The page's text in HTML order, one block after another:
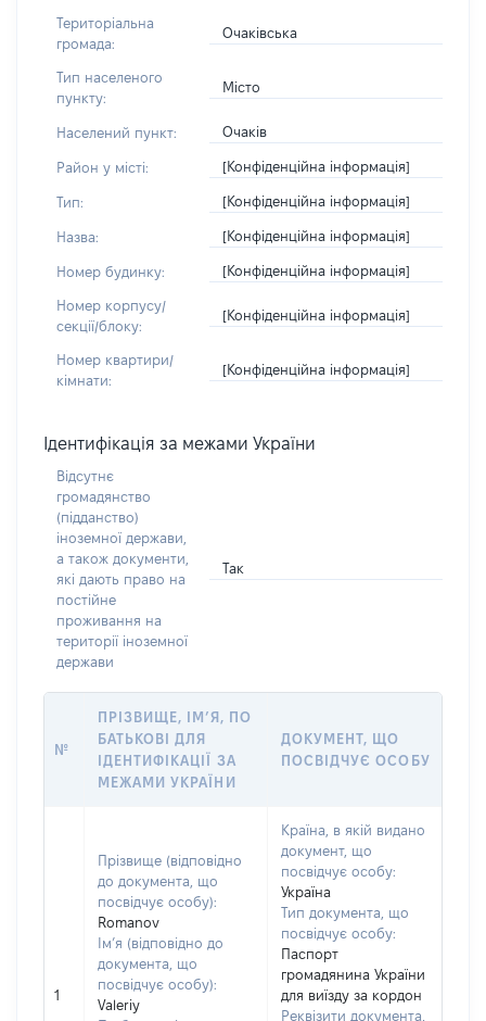
Територіальна
громада:
Очаківська
Тип населеного
пункту:
Місто
Населений пункт: Очаків
Район у місті: [Конфіденційна інформація]
Тип: [Конфіденційна інформація]
Назва: [Конфіденційна інформація]
Номер будинку: [Конфіденційна інформація]
Номер корпусу/
секції/блоку:
[Конфіденційна інформація]
Номер квартири/
кімнати:
[Конфіденційна інформація]
Ідентифікація за межами України
Відсутнє
громадянство
(підданство)
іноземної держави,
а також документи,
які дають право на
постійне
проживання на
території іноземної
держави
Так
№
ПРІЗВИЩЕ, ІМ’Я, ПО
БАТЬКОВІ ДЛЯ
ІДЕНТИФІКАЦІЇ ЗА
МЕЖАМИ УКРАЇНИ
ДОКУМЕНТ, ЩО
ПОСВІДЧУЄ ОСОБУ
1
Прізвище (відповідно
до документа, що
посвідчує особу):
Romanov
Ім’я (відповідно до
документа, що
посвідчує особу):
Valeriy
Країна, в якій видано
документ, що
посвідчує особу:
Україна
Тип документа, що
посвідчує особу:
Паспорт
громадянина України
для виїзду за кордон
Реквізити документа,